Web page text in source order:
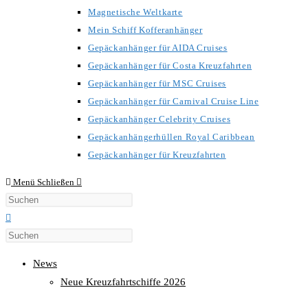
Magnetische Weltkarte
Mein Schiff Kofferanhänger
Gepäckanhänger für AIDA Cruises
Gepäckanhänger für Costa Kreuzfahrten
Gepäckanhänger für MSC Cruises
Gepäckanhänger für Carnival Cruise Line
Gepäckanhänger Celebrity Cruises
Gepäckanhängerhüllen Royal Caribbean
Gepäckanhänger für Kreuzfahrten
Menü Schließen
Diese
Website
durchsuchen
News
Neue Kreuzfahrtschiffe 2026